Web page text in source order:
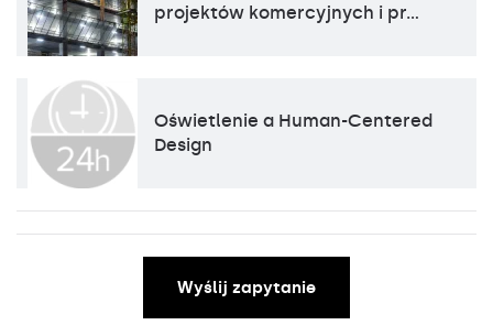
projektów komercyjnych i pr…
Oświetlenie a Human-Centered
Design
Wyślij zapytanie